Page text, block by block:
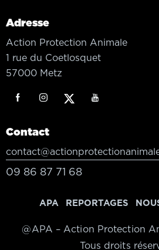
Adresse
Action Protection Animale
1 rue du Coetlosquet
57000 Metz
Contact
09 86 87 71 68
APA REPORTAGES
@APA – Action Protection
Tous droits